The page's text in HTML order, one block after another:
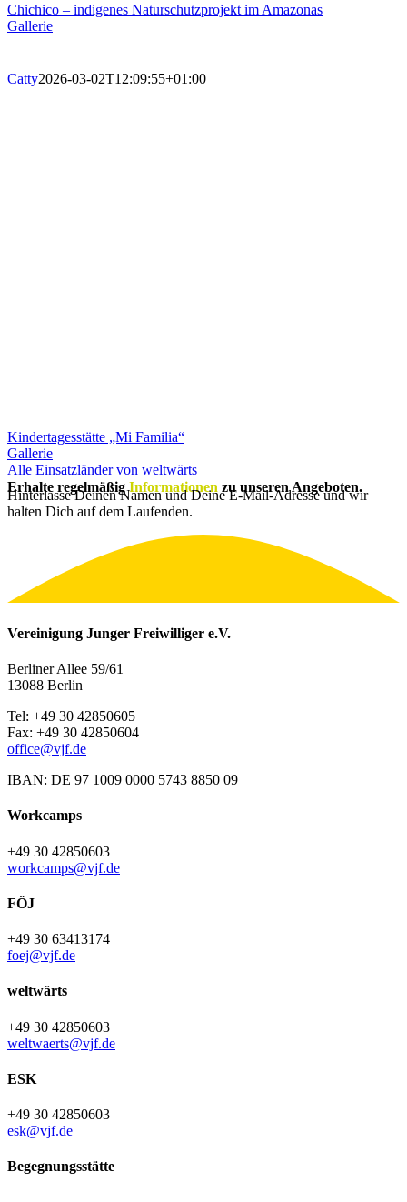
Chichico – indigenes Naturschutzprojekt im Amazonas
Gallerie
Catty2026-03-02T12:09:55+01:00
Kindertagesstätte „Mi Familia“
Gallerie
Alle Einsatzländer von weltwärts
Erhalte regelmäßig Informationen zu unseren Angeboten.
Hinterlasse Deinen Namen und Deine E-Mail-Adresse und wir
halten Dich auf dem Laufenden.
Vereinigung Junger Freiwilliger e.V.
Berliner Allee 59/61
13088 Berlin
Tel: +49 30 42850605
Fax: +49 30 42850604
office@vjf.de
IBAN: DE 97 1009 0000 5743 8850 09
Workcamps
+49 30 42850603
workcamps@vjf.de
FÖJ
+49 30 63413174
foej@vjf.de
weltwärts
+49 30 42850603
weltwaerts@vjf.de
ESK
+49 30 42850603
esk@vjf.de
Begegnungsstätte